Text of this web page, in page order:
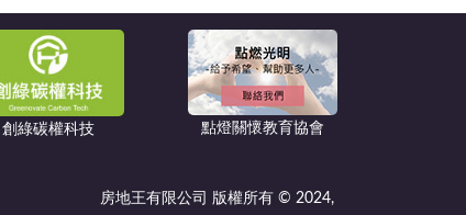
創綠碳權科技 點燈關懷教育協會
房地王有限公司 版權所有 © 2024,